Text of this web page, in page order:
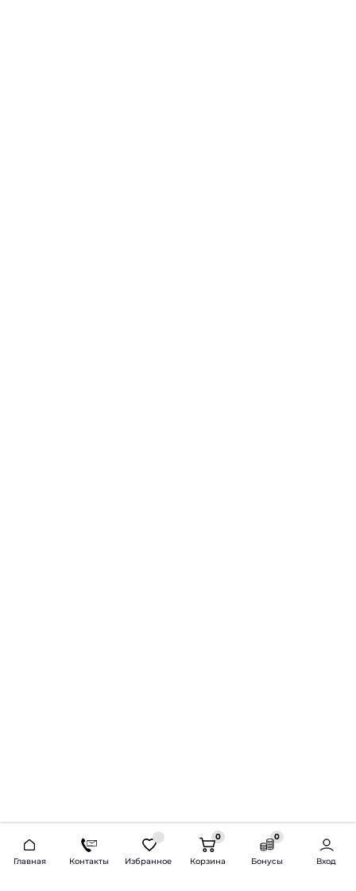
Главная Контакты Избранное
0
Корзина
0
Бонусы Вход
2026 © Продажа и установка автозвука.
Доставка по всей России и СНГ